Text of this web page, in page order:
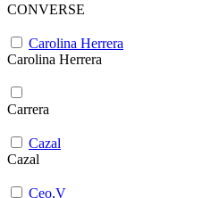
CONVERSE
Carolina Herrera
Carolina Herrera
Carrera
Cazal
Cazal
Ceo,V